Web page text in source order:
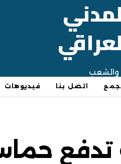
والشعب
اتصل بنا فيديوهات